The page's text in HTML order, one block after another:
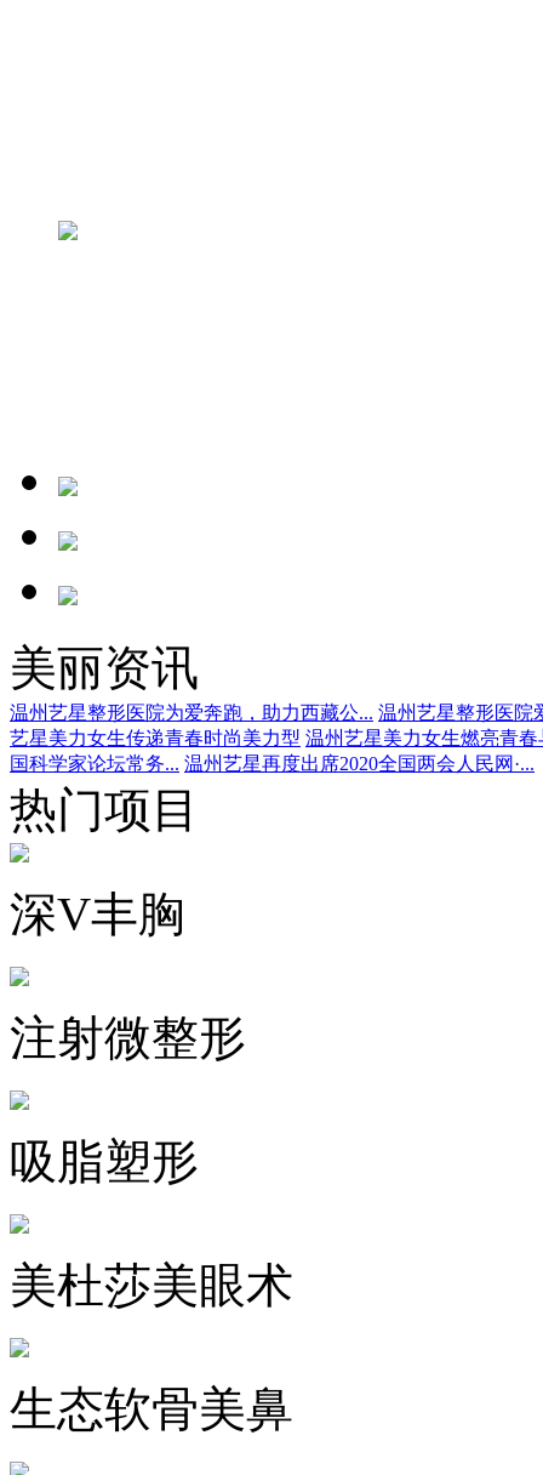
美丽资讯
温州艺星整形医院为爱奔跑，助力西藏公... 温州艺星整形医院
艺星美力女生传递青春时尚美力型 温州艺星美力女生燃亮青春
国科学家论坛常务... 温州艺星再度出席2020全国两会人民网·...
热门项目
深V丰胸
注射微整形
吸脂塑形
美杜莎美眼术
生态软骨美鼻